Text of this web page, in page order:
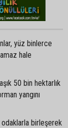
yüz binlerce
hale
50 bin hektarlık
yangını
birleşerek